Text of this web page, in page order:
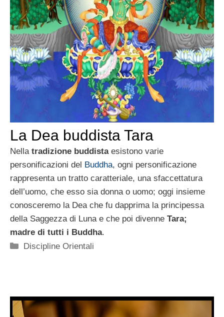
La Dea buddista Tara
Nella tradizione buddistaesistono varie
personificazioni del Buddha, ogni personificazione
rappresenta un tratto caratteriale, una sfaccettatura
dell’uomo, che esso sia donna o uomo; oggi insieme
conosceremo la Dea che fu dapprima la principessa
della Saggezza di Luna e che poi divenne Tara;
madre di tutti i Buddha.
Categorie
Discipline Orientali